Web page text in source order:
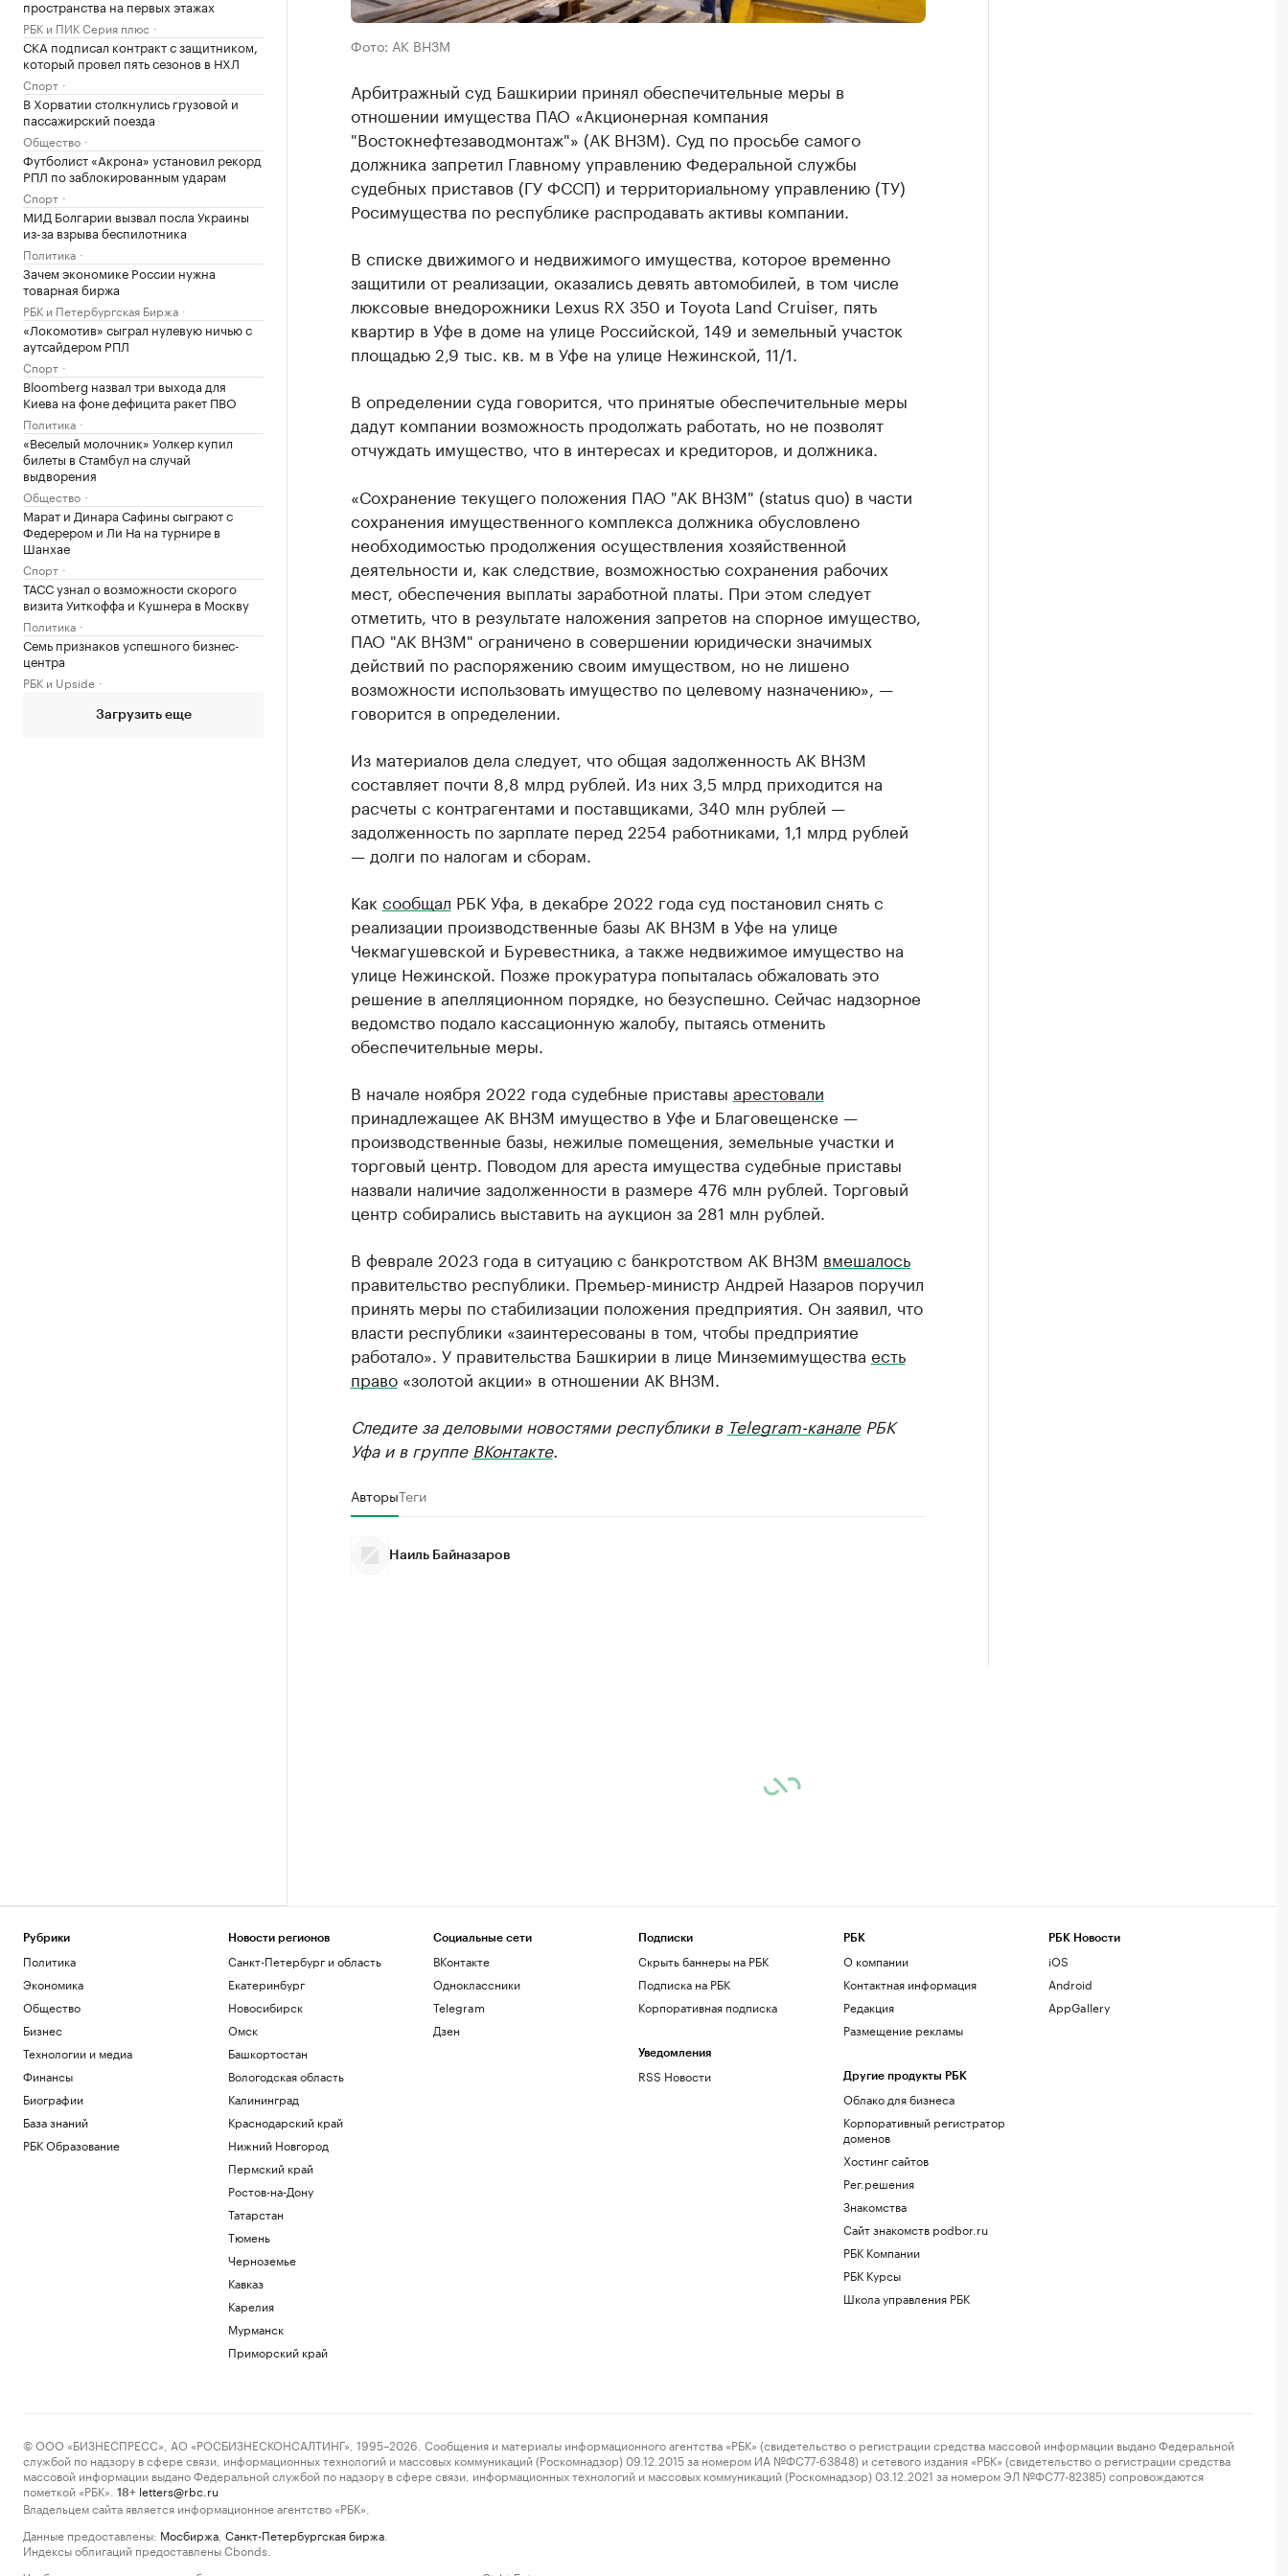
пространства на первых этажах
РБК и ПИК Серия плюс
СКА подписал контракт с защитником,
который провел пять сезонов в НХЛ
Спорт
В Хорватии столкнулись грузовой и
пассажирский поезда
Общество
Футболист «Акрона» установил рекорд
РПЛ по заблокированным ударам
Спорт
МИД Болгарии вызвал посла Украины
из-за взрыва беспилотника
Политика
Зачем экономике России нужна
товарная биржа
РБК и Петербургская Биржа
«Локомотив» сыграл нулевую ничью с
аутсайдером РПЛ
Спорт
Bloomberg назвал три выхода для
Киева на фоне дефицита ракет ПВО
Политика
«Веселый молочник» Уолкер купил
билеты в Стамбул на случай
выдворения
Общество
Марат и Динара Сафины сыграют с
Федерером и Ли На на турнире в
Шанхае
Спорт
ТАСС узнал о возможности скорого
визита Уиткоффа и Кушнера в Москву
Политика
Семь признаков успешного бизнес-
центра
РБК и Upside
Загрузить еще
Фото: АК ВНЗМ
Арбитражный суд Башкирии принял обеспечительные меры в
отношении имущества ПАО «Акционерная компания
"Востокнефтезаводмонтаж"» (АК ВНЗМ). Суд по просьбе самого
должника запретил Главному управлению Федеральной службы
судебных приставов (ГУ ФССП) и территориальному управлению (ТУ)
Росимущества по республике распродавать активы компании.
В списке движимого и недвижимого имущества, которое временно
защитили от реализации, оказались девять автомобилей, в том числе
люксовые внедорожники Lexus RX 350 и Toyota Land Cruiser, пять
квартир в Уфе в доме на улице Российской, 149 и земельный участок
площадью 2,9 тыс. кв. м в Уфе на улице Нежинской, 11/1.
В определении суда говорится, что принятые обеспечительные меры
дадут компании возможность продолжать работать, но не позволят
отчуждать имущество, что в интересах и кредиторов, и должника.
«Сохранение текущего положения ПАО "АК ВНЗМ" (status quo) в части
сохранения имущественного комплекса должника обусловлено
необходимостью продолжения осуществления хозяйственной
деятельности и, как следствие, возможностью сохранения рабочих
мест, обеспечения выплаты заработной платы. При этом следует
отметить, что в результате наложения запретов на спорное имущество,
ПАО "АК ВНЗМ" ограничено в совершении юридически значимых
действий по распоряжению своим имуществом, но не лишено
возможности использовать имущество по целевому назначению», —
говорится в определении.
Из материалов дела следует, что общая задолженность АК ВНЗМ
составляет почти 8,8 млрд рублей. Из них 3,5 млрд приходится на
расчеты с контрагентами и поставщиками, 340 млн рублей —
задолженность по зарплате перед 2254 работниками, 1,1 млрд рублей
— долги по налогам и сборам.
Как сообщал РБК Уфа, в декабре 2022 года суд постановил снять с
реализации производственные базы АК ВНЗМ в Уфе на улице
Чекмагушевской и Буревестника, а также недвижимое имущество на
улице Нежинской. Позже прокуратура попыталась обжаловать это
решение в апелляционном порядке, но безуспешно. Сейчас надзорное
ведомство подало кассационную жалобу, пытаясь отменить
обеспечительные меры.
В начале ноября 2022 года судебные приставы арестовали
принадлежащее АК ВНЗМ имущество в Уфе и Благовещенске —
производственные базы, нежилые помещения, земельные участки и
торговый центр. Поводом для ареста имущества судебные приставы
назвали наличие задолженности в размере 476 млн рублей. Торговый
центр собирались выставить на аукцион за 281 млн рублей.
В феврале 2023 года в ситуацию с банкротством АК ВНЗМ вмешалось
правительство республики. Премьер-министр Андрей Назаров поручил
принять меры по стабилизации положения предприятия. Он заявил, что
власти республики «заинтересованы в том, чтобы предприятие
работало». У правительства Башкирии в лице Минземимущества есть
право«золотой акции» в отношении АК ВНЗМ.
Следите за деловыми новостями республики в Telegram-каналеРБК
Уфа и в группе ВКонтакте.
АвторыТеги
Наиль Байназаров
Рубрики
Политика
Экономика
Общество
Бизнес
Технологии и медиа
Финансы
Биографии
База знаний
РБК Образование
Новости регионов
Санкт-Петербург и область
Екатеринбург
Новосибирск
Омск
Башкортостан
Вологодская область
Калининград
Краснодарский край
Нижний Новгород
Пермский край
Ростов-на-Дону
Татарстан
Тюмень
Черноземье
Кавказ
Карелия
Мурманск
Приморский край
Социальные сети
ВКонтакте
Одноклассники
Telegram
Дзен
Подписки
Скрыть баннеры на РБК
Подписка на РБК
Корпоративная подписка
Уведомления
RSS Новости
РБК
О компании
Контактная информация
Редакция
Размещение рекламы
Другие продукты РБК
Облако для бизнеса
Корпоративный регистратор
доменов
Хостинг сайтов
Рег.решения
Знакомства
Сайт знакомств podbor.ru
РБК Компании
РБК Курсы
Школа управления РБК
РБК Новости
iOS
Android
AppGallery
© ООО «БИЗНЕСПРЕСС», АО «РОСБИЗНЕСКОНСАЛТИНГ», 1995–2026. Сообщения и материалы информационного агентства «РБК» (свидетельство о регистрации средства массовой информации выдано Федеральной
службой по надзору в сфере связи, информационных технологий и массовых коммуникаций (Роскомнадзор) 09.12.2015 за номером ИА №ФС77-63848) и сетевого издания «РБК» (свидетельство о регистрации средства
массовой информации выдано Федеральной службой по надзору в сфере связи, информационных технологий и массовых коммуникаций (Роскомнадзор) 03.12.2021 за номером ЭЛ №ФС77-82385) сопровождаются
пометкой «РБК».
18+ letters@rbc.ru
Владельцем сайта является информационное агентство «РБК».
Данные предоставлены: Мосбиржа Санкт-Петербургская биржа
Индексы облигаций предоставлены Cbonds.